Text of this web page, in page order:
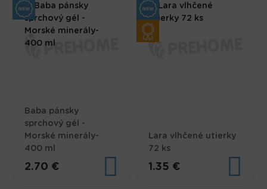
Baba pánsky
sprchový gél -
Morské minerály-
400 ml
2.70 €
Lara vlhčené utierky
72 ks
1.35 €